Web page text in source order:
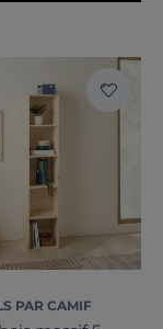
PAR CAMIF